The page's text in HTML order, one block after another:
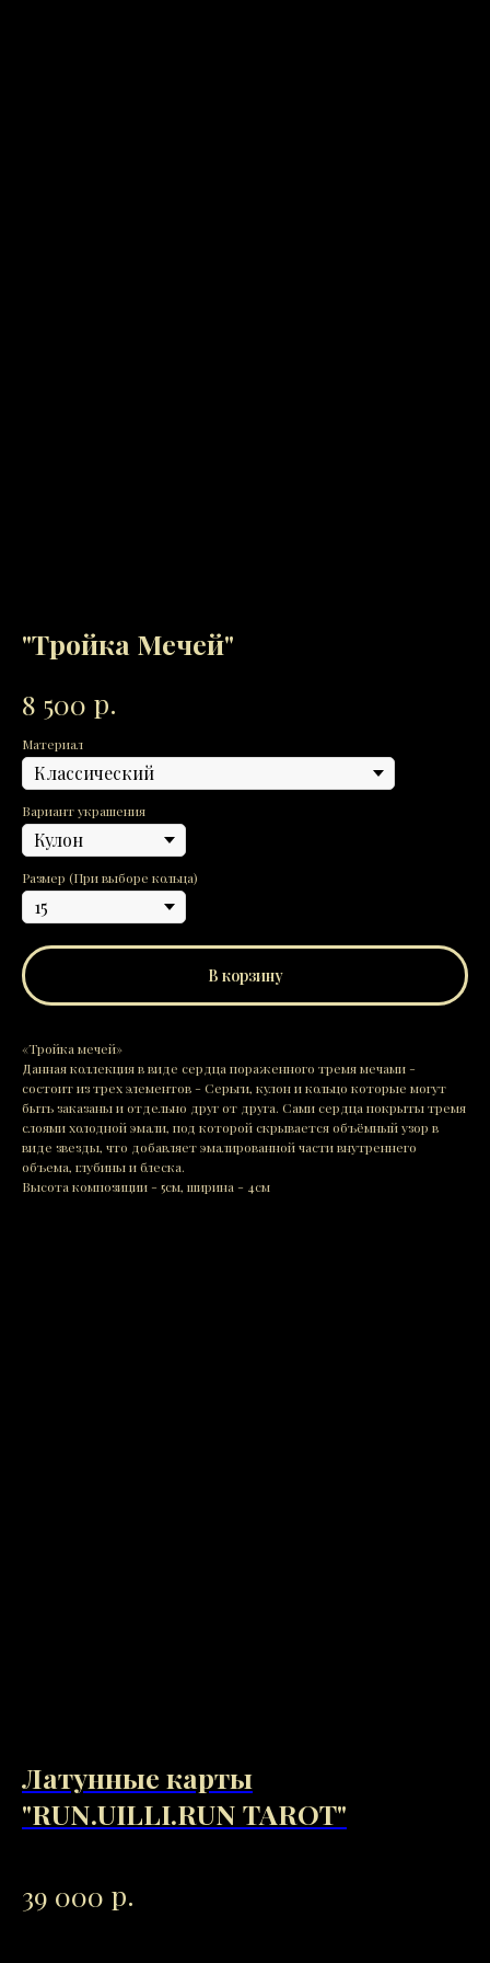
"Тройка Мечей"
8 500 р.
Материал
Вариант украшения
Размер (При выборе кольца)
В корзину
«Тройка мечей»
Данная коллекция в виде сердца пораженного тремя мечами -
состоит из трех элементов - Серьги, кулон и кольцо которые могут
быть заказаны и отдельно друг от друга. Сами сердца покрыты тремя
слоями холодной эмали, под которой скрывается объёмный узор в
виде звезды, что добавляет эмалированной части внутреннего
объема, глубины и блеска.
Высота композиции - 5см, ширина - 4см
Латунные карты
"RUN.UILLI.RUN TAROT"
39 000 р.